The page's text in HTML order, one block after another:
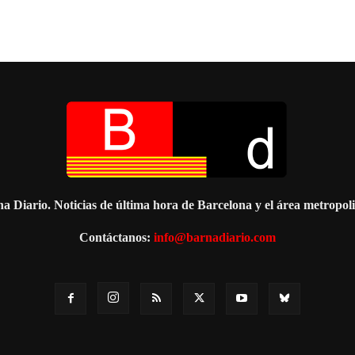
Diario. Noticias de última hora de Barcelona y el área
Contáctanos: info@barnadiario.com